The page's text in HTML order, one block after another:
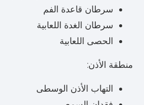
سرطان قاعدة الفم
سرطان الغدة اللعابية
الحصى اللعابية
منطقة الأذن:
التهاب الأذن الوسطى